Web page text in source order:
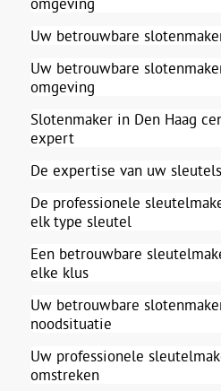
Uw betrouwbare
Uw betrouwbare
omgeving
Slotenmaker in Den Haag
expert
De expertise van uw
De professionele
elk type sleutel
Een betrouwbare
elke klus
Uw betrouwbare
noodsituatie
Uw professionele
omstreken